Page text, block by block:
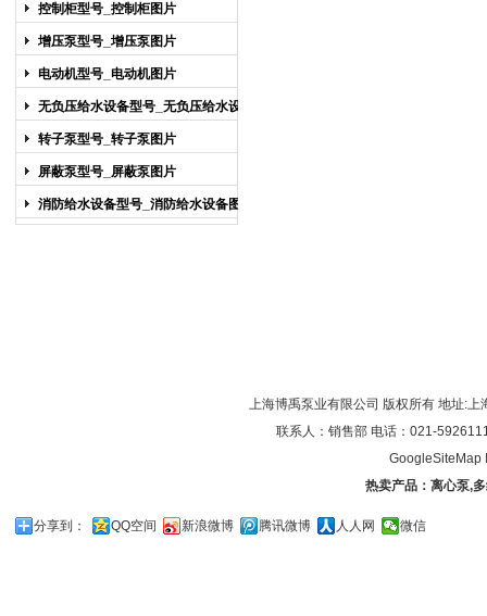
控制柜型号_控制柜图片
增压泵型号_增压泵图片
电动机型号_电动机图片
无负压给水设备型号_无负压给水设备
图片
转子泵型号_转子泵图片
屏蔽泵型号_屏蔽泵图片
消防给水设备型号_消防给水设备图片
上海博禹泵业有限公司 版权所有 地址:
联系人：销售部 电话：021-
GoogleSiteMap
热卖产品： 离心泵,
分享到： QQ空间 新浪微博 腾讯微博 人人网 微信